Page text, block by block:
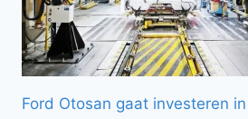
Ford Otosan gaat investeren